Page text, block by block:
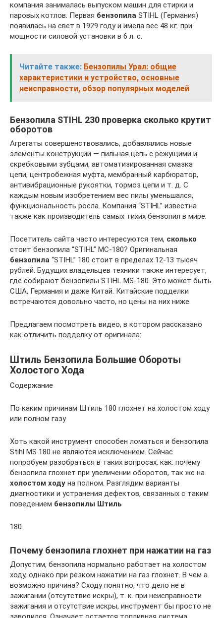
компания занималась выпуском машин для стирки и
паровых котлов. Первая бензопила STIHL (Германия)
появилась на свет в 1929 году и имела вес 48 кг. при
мощности силовой установки в 6 л. с.
Читайте также: Бензопилы Урал: общие
характеристики и устройство, основные
неисправности, обзор популярных моделей
Бензопила STIHL 230 проверка сколько крутит
оборотов
Агрегаты совершенствовались, добавлялись новые
элементы конструкции — пильная цепь с режущими и
скребковыми зубцами, автоматизированная смазка
цепи, центробежная муфта, мембранный карбюратор,
антивибрационные рукоятки, тормоз цепи и т. д. С
каждым новым изобретением вес пилы уменьшался,
функциональность росла. Компания “STIHL” известна
также как производитель самых тихих бензопил в мире.
Посетитель сайта часто интересуются тем, сколько
стоит бензопила “STIHL” МС-180? Оригинальная
бензопила “STIHL” 180 стоит в пределах 12-13 тысяч
рублей. Будущих владельцев техники также интересует,
где собирают бензопилы STIHL MS-180. Это может быть
США, Германия и даже Китай. Китайские подделки
встречаются довольно часто, но цены на них ниже.
Предлагаем посмотреть видео, в котором рассказано
как отличить подделку от оригинала:
Штиль Бензопила Большие Обороты
Холостого Хода
Содержание
По каким причинам Штиль 180 глохнет на холостом ходу
или полном газу
Хоть какой инструмент способен ломаться и бензопила
Stihl MS 180 не являются исключением. Сейчас
попробуем разобраться в таких вопросах, как: почему
бензопила глохнет при увеличении оборотов, так же на
холостом ходу на полном. Разглядим варианты
диагностики и устранения дефектов, связанных с таким
поведением бензопилы Штиль
180.
Почему бензопила глохнет при нажатии на газ
Допустим, бензопила нормально работает на холостом
ходу, однако при резком нажатии на газ глохнет. В чем а
возможно причина? Сходу понятно, что дело не в
зажигании (отсутствие искры), т. к. при неисправности
зажигания и отсутствие искры, инструмент бы просто не